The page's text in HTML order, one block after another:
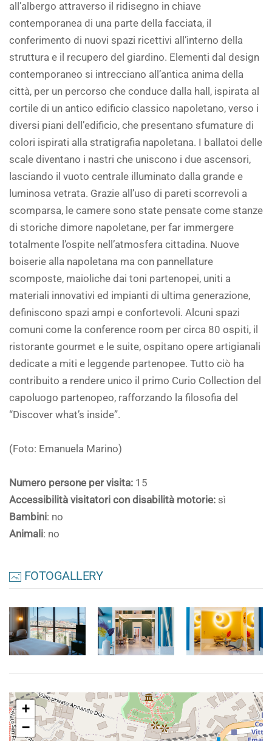
all’albergo attraverso il ridisegno in chiave
contemporanea di una parte della facciata, il
conferimento di nuovi spazi ricettivi all’interno della
struttura e il recupero del giardino. Elementi dal design
contemporaneo si intrecciano all’antica anima della
città, per un percorso che conduce dalla hall, ispirata al
cortile di un antico edificio classico napoletano, verso i
diversi piani dell’edificio, che presentano sfumature di
colori ispirati alla stratigrafia napoletana. I ballatoi delle
scale diventano i nastri che uniscono i due ascensori,
lasciando il vuoto centrale illuminato dalla grande e
luminosa vetrata. Grazie all’uso di pareti scorrevoli a
scomparsa, le camere sono state pensate come stanze
di storiche dimore napoletane, per far immergere
totalmente l’ospite nell’atmosfera cittadina. Nuove
boiserie alla napoletana ma con pannellature
scomposte, maioliche dai toni partenopei, uniti a
materiali innovativi ed impianti di ultima generazione,
definiscono spazi ampi e confortevoli. Alcuni spazi
comuni come la conference room per circa 80 ospiti, il
ristorante gourmet e le suite, ospitano opere artigianali
dedicate a miti e leggende partenopee. Tutto ciò ha
contribuito a rendere unico il primo Curio Collection del
capoluogo partenopeo, rafforzando la filosofia del
“Discover what’s inside”.
(Foto: Emanuela Marino)
Numero persone per visita: 15
Accessibilità visitatori con disabilità motorie: sì
Bambini: no
Animali: no
FOTOGALLERY
+
−